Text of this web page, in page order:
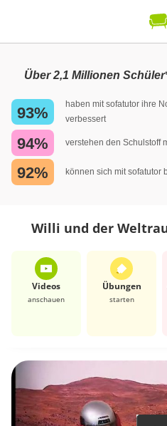
Über 2,1 Millionen
93%
haben mit sofatutor ihre
verbessert
94% verstehen den Schulstoff
92% können sich mit sofatutor
Willi und der
Videos
anschauen
Übungen
starten